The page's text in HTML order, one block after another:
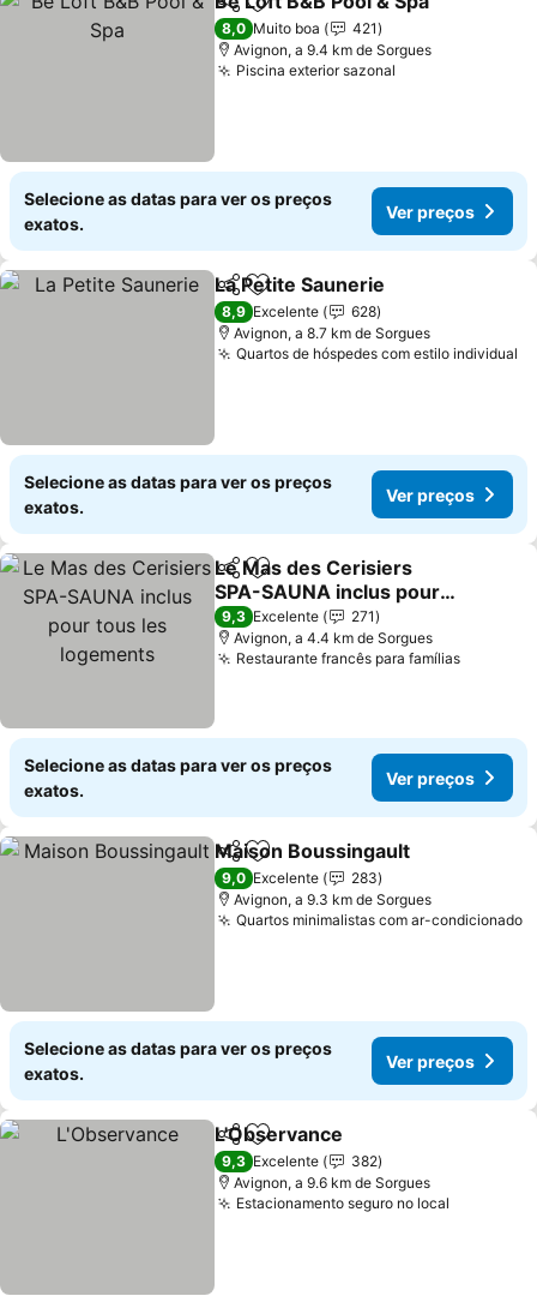
PartilharAdicionar aos favoritos
8,0 Muito boa
421
Avignon, a 9.4 km de Sorgues
Piscina exterior sazonal
Selecione as datas para ver os preços
exatos.
Ver preços
PartilharAdicionar aos favoritos
La Petite Saunerie
8,9 Excelente
628
Avignon, a 8.7 km de Sorgues
Quartos de hóspedes com estilo individual
Selecione as datas para ver os preços
exatos.
Ver preços
PartilharAdicionar aos favoritos
Le Mas des Cerisiers
SPA-SAUNA inclus pour
tous les logements
Ver preços
9,3 Excelente
271
Avignon, a 4.4 km de Sorgues
Restaurante francês para famíliasVer
Selecione as datas para ver os preços
exatos.
Ver preços
PartilharAdicionar aos favoritos
Maison Boussingault
9,0 Excelente
283
Avignon, a 9.3 km de Sorgues
Quartos minimalistas com ar-condicionado
Selecione as datas para ver os preços
exatos.
Ver preços
PartilharAdicionar aos favoritos
L'Observance
9,3 Excelente
382
Avignon, a 9.6 km de Sorgues
Estacionamento seguro no local